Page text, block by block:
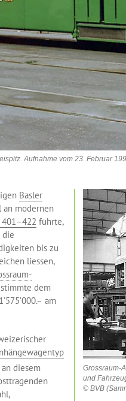
Aufnahme vom 23. Februar
Basler
an modernen
401–422 führte,
die
bis zu
liessen,
dem
am
diesem
Grossraum-
und
© BVB